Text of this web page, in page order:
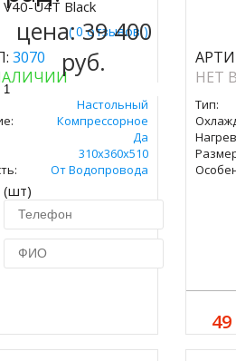
( 0 отзывов )
3070
Настольный
Компрессорное
Да
310x360х510
От Водопровода
V40-U4T Black
цена:39 400
руб.
(шт)
НЕТ
Тип: